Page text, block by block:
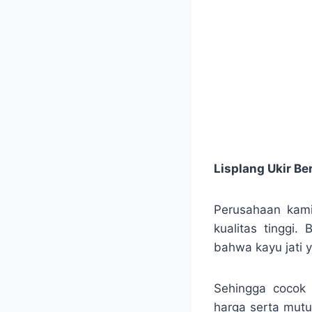
Lisplang Ukir
Perusahaan
kualitas tinggi.
bahwa kayu jati
Sehingga
harga serta